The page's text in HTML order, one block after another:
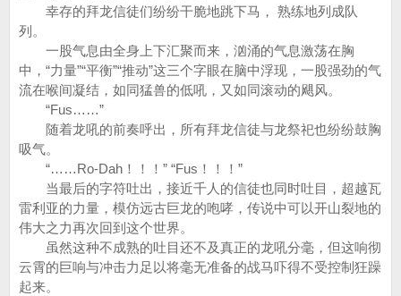
幸存的拜龙信徒们纷纷干脆地跳下马， 熟练地列成队
列。
一股气息由全身上下汇聚而来，汹涌的气息激荡在胸
中，“力量”“平衡”“推动”这三个字眼在脑中浮现，一股强劲的气
流在喉间凝结，如同猛兽的低吼，又如同滚动的飓风。
“Fus……”
随着龙吼的前奏呼出，所有拜龙信徒与龙祭祀也纷纷鼓胸
吸气。
“……Ro-Dah！！！” “Fus！！！”
当最后的字符吐出，接近千人的信徒也同时吐目，超越瓦
雷利亚的力量，模仿远古巨龙的咆哮，传说中可以开山裂地的
伟大之力再次回到这个世界。
虽然这种不成熟的吐目还不及真正的龙吼分毫，但这响彻
云霄的巨响与冲击力足以将毫无准备的战马吓得不受控制狂躁
起来。